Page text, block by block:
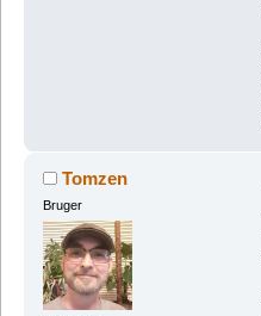
Tomzen
Bruger